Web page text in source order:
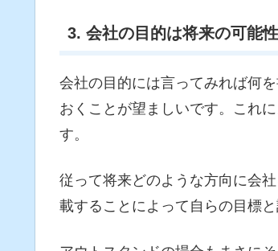
3. 会社の目的は将来の可能
会社の目的には言ってみれば何
おくことが望ましいです。これ
す。
従って将来どのような方向に会
載することによって自らの目標